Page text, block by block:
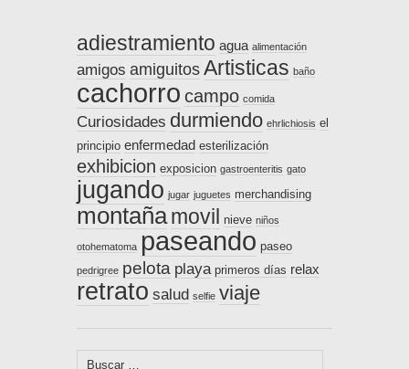
adiestramiento agua alimentación
amigos amiguitos Artisticas baño
cachorro campo comida
Curiosidades durmiendo ehrlichiosis el
principio enfermedad esterilización
exhibicion exposicion gastroenteritis gato
jugando jugar juguetes merchandising
montañamovil nieve niños
otohematoma paseando paseo
pedrigree pelota playa primeros días relax
retrato salud selfie viaje
Buscar: